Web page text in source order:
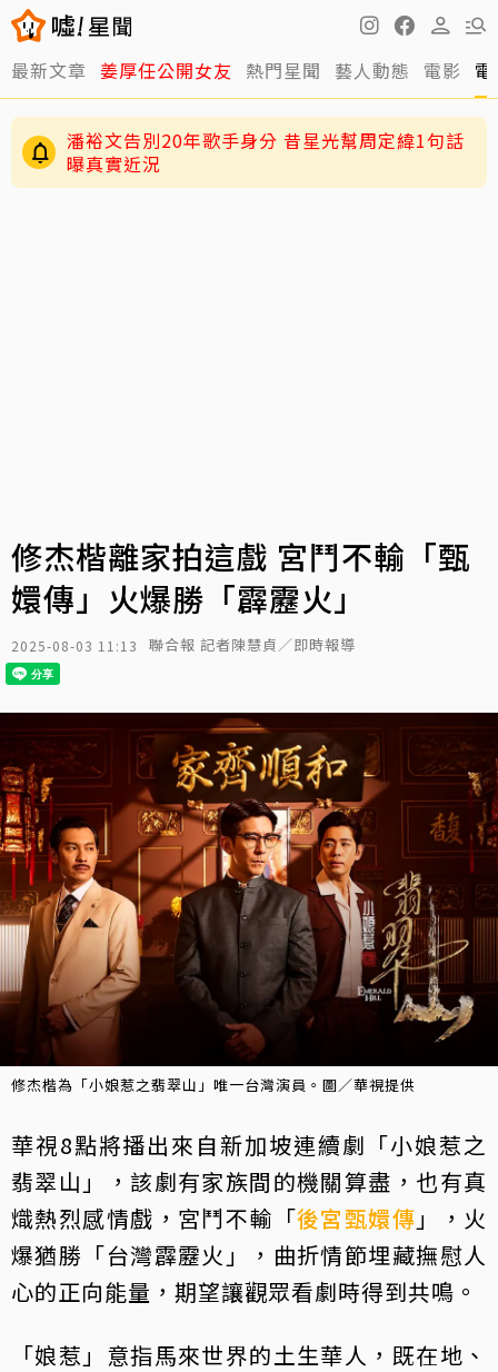
最新文章 姜厚任公開女友 熱門星聞 藝人動態 電影
潘裕文告別20年歌手身分 昔星光幫周定緯1句話
曝真實近況
修杰楷離家拍這戲 宮鬥不輸「甄
嬛傳」火爆勝「霹靂火」
2025-08-03 11:13 聯合報 記者陳慧貞／即時報導
修杰楷為「小娘惹之翡翠山」唯一台灣演員。圖／華視提供
華視8點將播出來自新加坡連續劇「小娘惹之
翡翠山」，該劇有家族間的機關算盡，也有真
熾熱烈感情戲，宮鬥不輸「後宮甄嬛傳 」，火
爆猶勝「台灣霹靂火」，曲折情節埋藏撫慰人
心的正向能量，期望讓觀眾看劇時得到共鳴。
「娘惹」意指馬來世界的土生華人，既在地、